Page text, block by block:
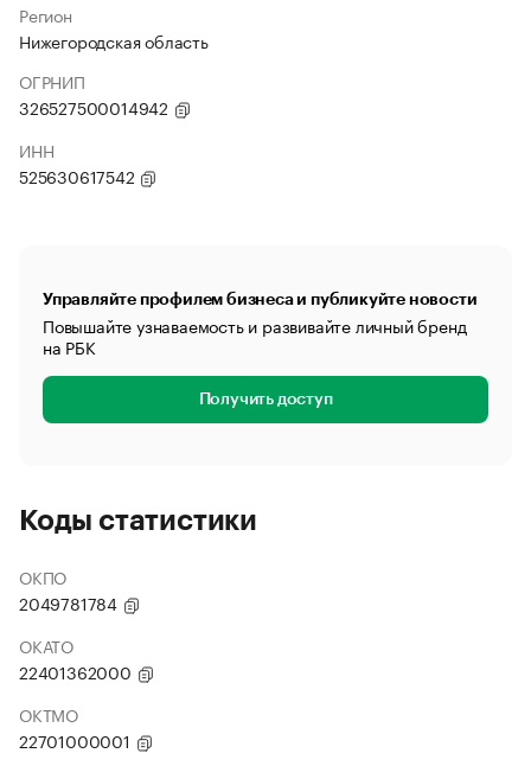
Регион
Нижегородская область
ОГРНИП
326527500014942
ИНН
525630617542
Управляйте профилем бизнеса и публикуйте новости
Повышайте узнаваемость и развивайте личный бренд
на РБК
Получить доступ
Коды статистики
ОКПО
2049781784
ОКАТО
22401362000
ОКТМО
22701000001